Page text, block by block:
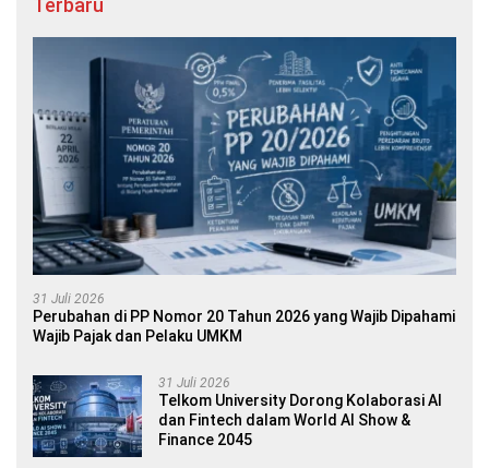
Terbaru
31 Juli 2026
Perubahan di PP Nomor 20 Tahun 2026 yang Wajib Dipahami
Wajib Pajak dan Pelaku UMKM
31 Juli 2026
Telkom University Dorong Kolaborasi AI
dan Fintech dalam World AI Show &
Finance 2045